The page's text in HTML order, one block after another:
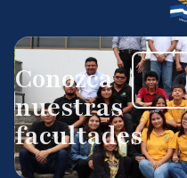
Conozca
nuestras
facultades